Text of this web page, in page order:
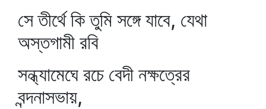
সে তীর্থে কি তুমি সঙ্গে যাবে, যেথা
অস্তগামী রবি
সন্ধ্যামেঘে রচে বেদী নক্ষত্রের
বন্দনাসভায়,